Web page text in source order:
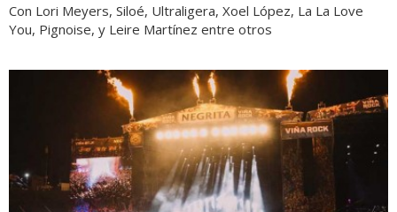
Con Lori Meyers, Siloé, Ultraligera, Xoel López, La La Love
You, Pignoise, y Leire Martínez entre otros